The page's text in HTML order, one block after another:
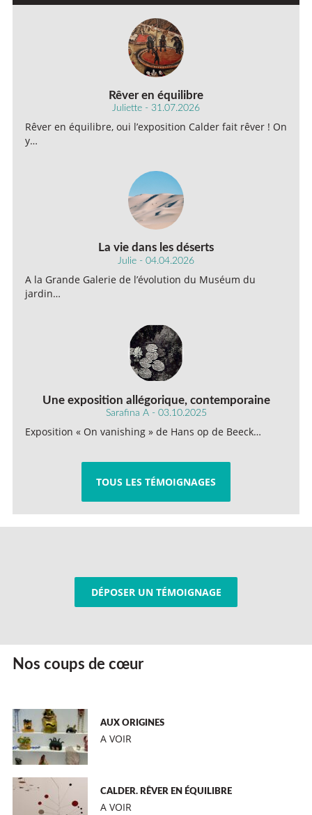
Rêver en équilibre
Juliette - 31.07.2026
Rêver en équilibre, oui l’exposition Calder fait rêver ! On
y…
La vie dans les déserts
Julie - 04.04.2026
A la Grande Galerie de l’évolution du Muséum du
jardin…
Une exposition allégorique, contemporaine
Sarafina A - 03.10.2025
Exposition « On vanishing » de Hans op de Beeck…
TOUS LES TÉMOIGNAGES
DÉPOSER UN TÉMOIGNAGE
Nos coups de cœur
AUX ORIGINES
A VOIR
CALDER. RÊVER EN ÉQUILIBRE
A VOIR